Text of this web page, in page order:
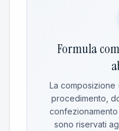
Formula
La composizione
procedimento,
sono riservati